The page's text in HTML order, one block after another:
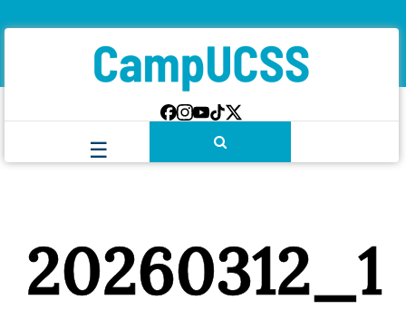
20260312_1